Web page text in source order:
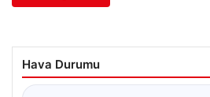
Hava Durumu